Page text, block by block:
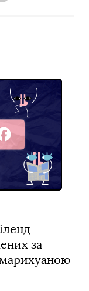
за
марихуаною